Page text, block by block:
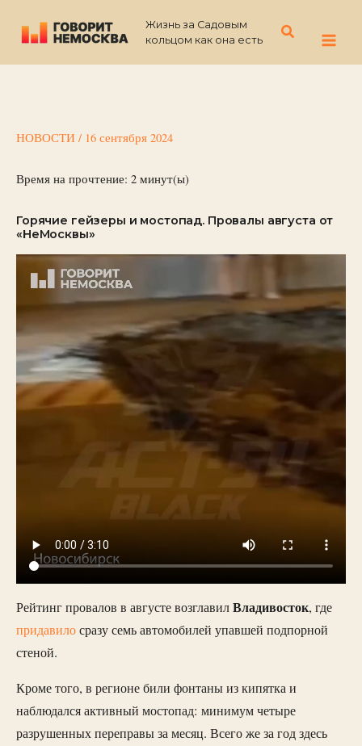
содержимому
Жизнь за Садовым
кольцом как она есть
Поиск
НОВОСТИ / 16 сентября 2024
Время на прочтение: 2 минут(ы)
Горячие гейзеры и мостопад. Провалы августа от
«НеМосквы»
Рейтинг провалов в августе возглавилВладивосток, где
придавилосразу семь автомобилей упавшей подпорной
стеной.
Кроме того, в регионе били фонтаны из кипятка и
наблюдался активный мостопад: минимум четыре
разрушенных переправы за месяц. Всего же за год здесь